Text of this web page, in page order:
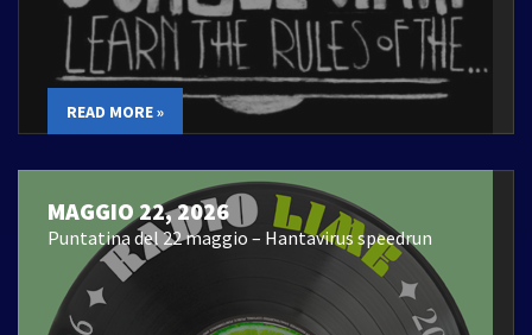
READ MORE »
MAGGIO 22, 2026
Puntatina del 22 maggio – Hantavirus speedrun